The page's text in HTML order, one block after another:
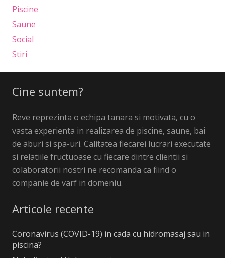
Piscine
Saune
Social
Stiri
Cine suntem?
Reve reprezinta o echipa tanara si motivata, cu o
vasta experienta in realizarea de piscine, saune, bai
de aburi si spa-uri. Calitatea fiecarei lucrari executate
si relatiile fructuoase cu fiecare dintre clientii si
colaboratorii nostri ne recomanda ca fiind o
companie de varf in domeniu.
Articole recente
Coronavirus (COVID-19) in cada cu hidromasaj sau in
piscina?